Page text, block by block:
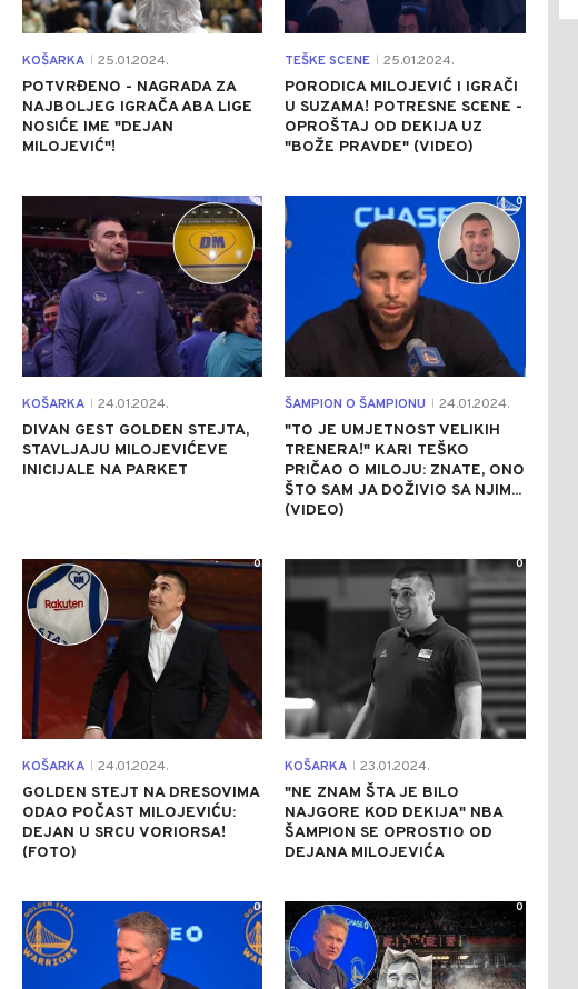
KOŠARKA 25.01.2024.
POTVRĐENO - NAGRADA ZA
NAJBOLJEG IGRAČA ABA LIGE
NOSIĆE IME "DEJAN
MILOJEVIĆ"!
TEŠKE SCENE 25.01.2024.
PORODICA MILOJEVIĆ I IGRAČI
U SUZAMA! POTRESNE SCENE -
OPROŠTAJ OD DEKIJA UZ
"BOŽE PRAVDE" (VIDEO)
KOŠARKA 24.01.2024.
DIVAN GEST GOLDEN STEJTA,
STAVLJAJU MILOJEVIĆEVE
INICIJALE NA PARKET
0
ŠAMPION O ŠAMPIONU 24.01.2024.
"TO JE UMJETNOST VELIKIH
TRENERA!" KARI TEŠKO
PRIČAO O MILOJU: ZNATE, ONO
ŠTO SAM JA DOŽIVIO SA NJIM...
(VIDEO)
0
KOŠARKA 24.01.2024.
GOLDEN STEJT NA DRESOVIMA
ODAO POČAST MILOJEVIĆU:
DEJAN U SRCU VORIORSA!
(FOTO)
0
KOŠARKA 23.01.2024.
"NE ZNAM ŠTA JE BILO
NAJGORE KOD DEKIJA" NBA
ŠAMPION SE OPROSTIO OD
DEJANA MILOJEVIĆA
0
0 0